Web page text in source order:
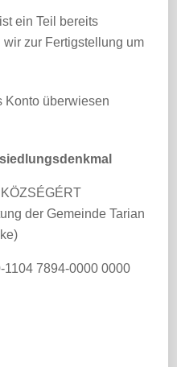
ein Teil bereits
zur Fertigstellung um
Konto überwiesen
der Gemeinde Tarian
1104 7894-0000 0000